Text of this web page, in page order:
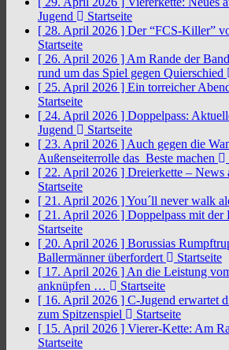
Jugend
Startseite
[ 28. April 2026 ] Der “FCS-Killer”
Startseite
[ 26. April 2026 ] Am Rande der
rund um das Spiel gegen Quierschied
[ 25. April 2026 ] Ein torreicher
Startseite
[ 24. April 2026 ] Doppelpass:
Jugend
Startseite
[ 23. April 2026 ] Auch gegen die
Außenseiterrolle das Beste machen
[ 22. April 2026 ] Dreierkette – News
Startseite
[ 21. April 2026 ]You´ll never walk
[ 21. April 2026 ] Doppelpass mit der
Startseite
[ 20. April 2026 ] Borussias
Ballermänner überfordert
Startseite
[ 17. April 2026 ] An die Leistung
anknüpfen …
Startseite
[ 16. April 2026 ] C-Jugend erwartet
zum Spitzenspiel
Startseite
[ 15. April 2026 ] Vierer-Kette: Am
Startseite